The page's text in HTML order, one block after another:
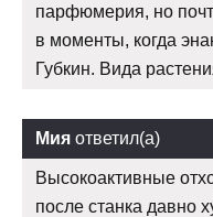
парфюмерия, но
в моменты, когда
Губкин. Вида
Мия ответил(а)
Высокоактивные
после станка давно